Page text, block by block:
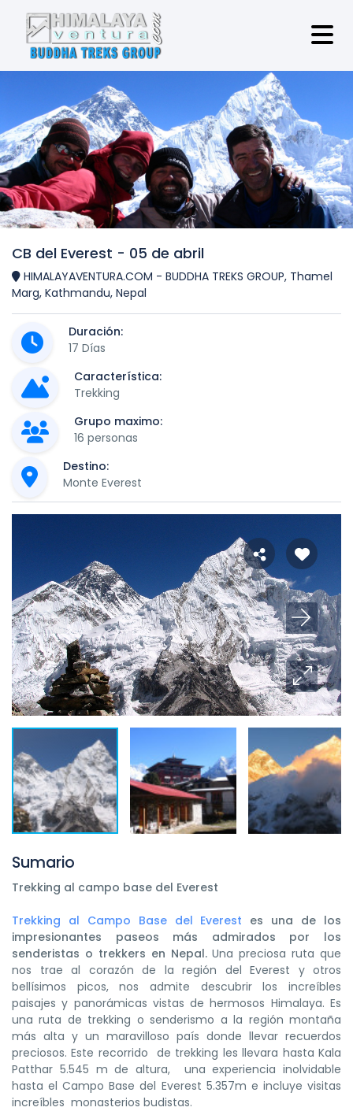
CB del Everest - 05 de abril
HIMALAYAVENTURA.COM - BUDDHA TREKS GROUP, Thamel
Marg, Kathmandu, Nepal
Duración:
17 Días
Característica:
Trekking
Grupo maximo:
16 personas
Destino:
Monte Everest
Sumario
Trekking al campo base del Everest
Trekking al Campo Base del Everest es una de los
impresionantes paseos más admirados por los
senderistas o trekkers en Nepal.Una preciosa ruta que
nos trae al corazón de la región del Everest y otros
bellísimos picos, nos admite descubrir los increíbles
paisajes y panorámicas vistas de hermosos Himalaya. Es
una ruta de trekking o senderismo a la región montaña
más alta y un maravilloso país donde llevar recuerdos
preciosos. Este recorrido de trekking les llevara hasta Kala
Patthar 5.545 m de altura, una experiencia inolvidable
hasta el Campo Base del Everest 5.357m e incluye visitas
increíbles monasterios budistas.